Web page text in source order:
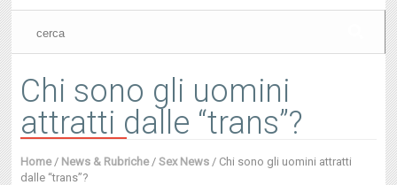
Chi sono gli uomini
attratti dalle “trans”?
Home / News & Rubriche /Sex News / Chi sono gli uomini attratti
dalle “trans”?